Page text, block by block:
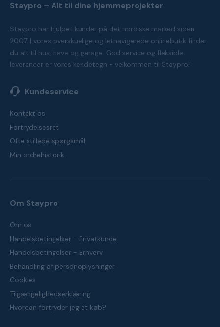
Staypro – Alt til dine hjemmeprojekter
Staypro har hjulpet kunder på det nordiske marked siden
2007. I vores overskuelige og letnavigerede onlinebutik finder
du alt til hus, have og garage. God service og fleksible
leverancer er vores kendetegn - velkommen til Staypro!
Kundeservice
Kontakt os
Fortrydelsesret
Ofte stillede spørgsmål
Min ordrehistorik
Om Staypro
Om os
Handelsbetingelser - Privatkunde
Handelsbetingelser - Erhverv
Behandling af personoplysninger
Cookies
Tilgængelighedserklæring
Hvordan fortryder jeg et køb?